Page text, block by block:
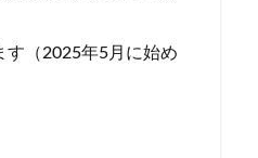
す（2025年5月に始め